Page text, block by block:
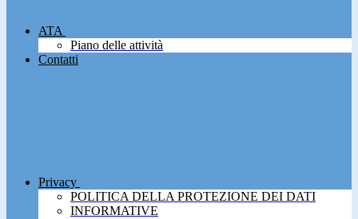
ATA
Piano delle attività
Contatti
Privacy
POLITICA DELLA PROTEZIONE DEI DATI
INFORMATIVE